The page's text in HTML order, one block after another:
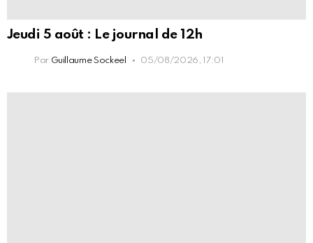
Jeudi 5 août : Le journal de 12h
Par Guillaume Sockeel 05/08/2026, 17:01